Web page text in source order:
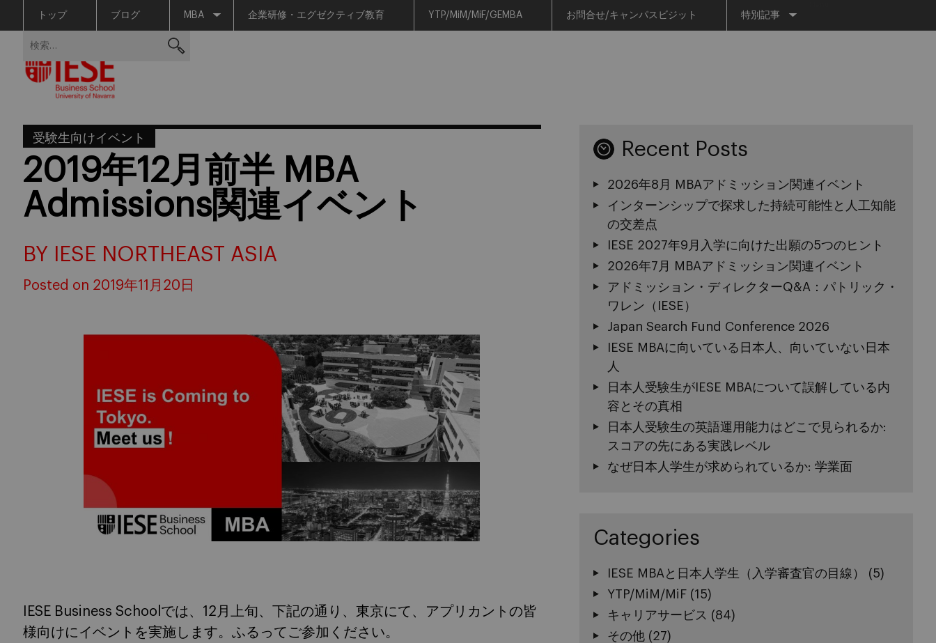
トップ ブログ MBA 企業研修・エグゼクティブ教育 YTP/MiM/MiF/GEMBA お問合せ/キャンパスビジット 特別記事
受験生向けイベント
2019年12月前半 MBA
Admissions関連イベント
BY IESE NORTHEAST ASIA
Posted on 2019年11月20日
IESE Business Schoolでは、12月上旬、下記の通り、東京にて、アプリカントの皆
様向けにイベントを実施します。ふるってご参加ください。
Recent Posts
2026年8月 MBAアドミッション関連イベント
インターンシップで探求した持続可能性と人工知能
の交差点
IESE 2027年9月入学に向けた出願の5つのヒント
2026年7月 MBAアドミッション関連イベント
アドミッション・ディレクターQ&A：パトリック・
ワレン（IESE）
Japan Search Fund Conference 2026
IESE MBAに向いている日本人、向いていない日本
人
日本人受験生がIESE MBAについて誤解している内
容とその真相
日本人受験生の英語運用能力はどこで見られるか:
スコアの先にある実践レベル
なぜ日本人学生が求められているか: 学業面
Categories
IESE MBAと日本人学生（入学審査官の目線）
(5)
YTP/MiM/MiF(15)
キャリアサービス (84)
その他(27)